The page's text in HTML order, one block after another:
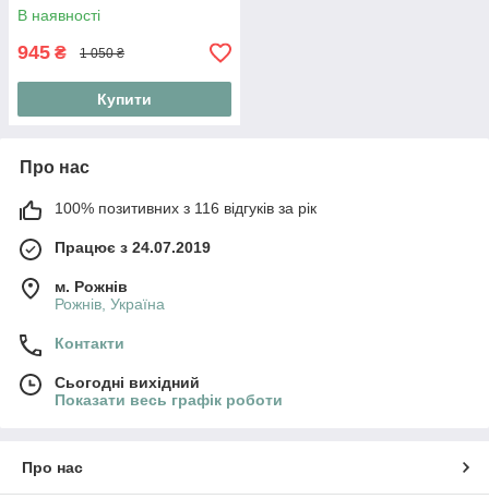
В наявності
945 ₴ 1 050 ₴
Купити
Про нас
100% позитивних з 116 відгуків за рік
Працює з 24.07.2019
м. Рожнів
Рожнів, Україна
Контакти
Сьогодні вихідний
Показати весь графік роботи
Про нас